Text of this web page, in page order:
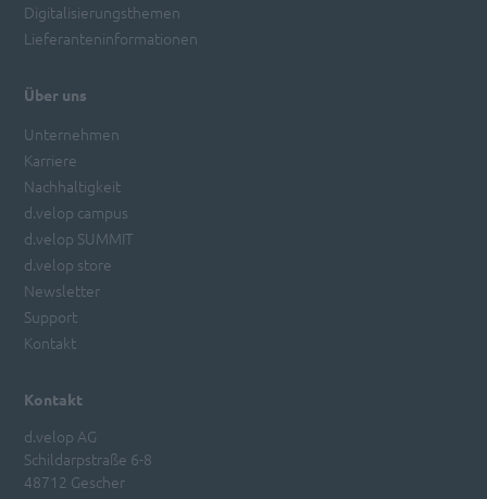
Kontakt
d.velop AG
Schildarpstraße 6-8
48712 Gescher
Digitalisierungsthemen
Lieferanteninformationen
Über uns
Unternehmen
Karriere
Nachhaltigkeit
d.velop campus
d.velop SUMMIT
d.velop store
Newsletter
Support
Kontakt